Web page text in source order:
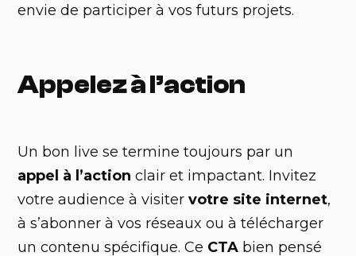
envie de participer à vos futurs projets.
Appelez à l’action
Un bon live se termine toujours par un
appel à l’action clair et impactant. Invitez
votre audience à visitervotre site internet,
à s’abonner à vos réseaux ou à télécharger
un contenu spécifique. Ce CTA bien pensé